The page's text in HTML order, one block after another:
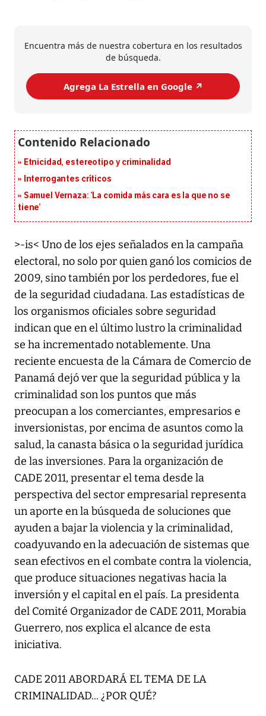
Encuentra más de nuestra cobertura en los resultados
de búsqueda.
Agrega La Estrella en Google ↗️
Etnicidad, estereotipo y criminalidad
Interrogantes críticos
Samuel Vernaza: ‘La comida más cara es la que no se
tiene’
>-is< Uno de los ejes señalados en la campaña
electoral, no solo por quien ganó los comicios de
2009, sino también por los perdedores, fue el
de la seguridad ciudadana. Las estadísticas de
los organismos oficiales sobre seguridad
indican que en el último lustro la criminalidad
se ha incrementado notablemente. Una
reciente encuesta de la Cámara de Comercio de
Panamá dejó ver que la seguridad pública y la
criminalidad son los puntos que más
preocupan a los comerciantes, empresarios e
inversionistas, por encima de asuntos como la
salud, la canasta básica o la seguridad jurídica
de las inversiones. Para la organización de
CADE 2011, presentar el tema desde la
perspectiva del sector empresarial representa
un aporte en la búsqueda de soluciones que
ayuden a bajar la violencia y la criminalidad,
coadyuvando en la adecuación de sistemas que
sean efectivos en el combate contra la violencia,
que produce situaciones negativas hacia la
inversión y el capital en el país. La presidenta
del Comité Organizador de CADE 2011, Morabia
Guerrero, nos explica el alcance de esta
iniciativa.
CADE 2011 ABORDARÁ EL TEMA DE LA
CRIMINALIDAD... ¿POR QUÉ?